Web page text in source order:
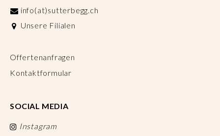
info(at)sutterbegg.ch
Unsere Filialen
Offertenanfragen
Kontaktformular
SOCIAL MEDIA
Instagram